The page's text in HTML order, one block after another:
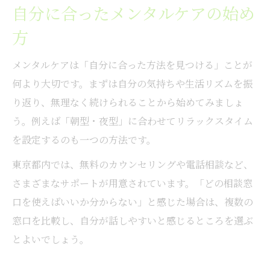
自分に合ったメンタルケアの始め
方
メンタルケアは「自分に合った方法を見つける」ことが
何より大切です。まずは自分の気持ちや生活リズムを振
り返り、無理なく続けられることから始めてみましょ
う。例えば「朝型・夜型」に合わせてリラックスタイム
を設定するのも一つの方法です。
東京都内では、無料のカウンセリングや電話相談など、
さまざまなサポートが用意されています。「どの相談窓
口を使えばいいか分からない」と感じた場合は、複数の
窓口を比較し、自分が話しやすいと感じるところを選ぶ
とよいでしょう。